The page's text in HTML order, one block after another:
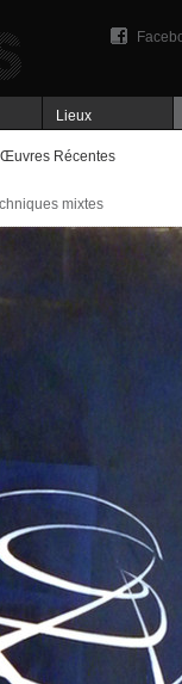
Lieux
Récentes
mixtes